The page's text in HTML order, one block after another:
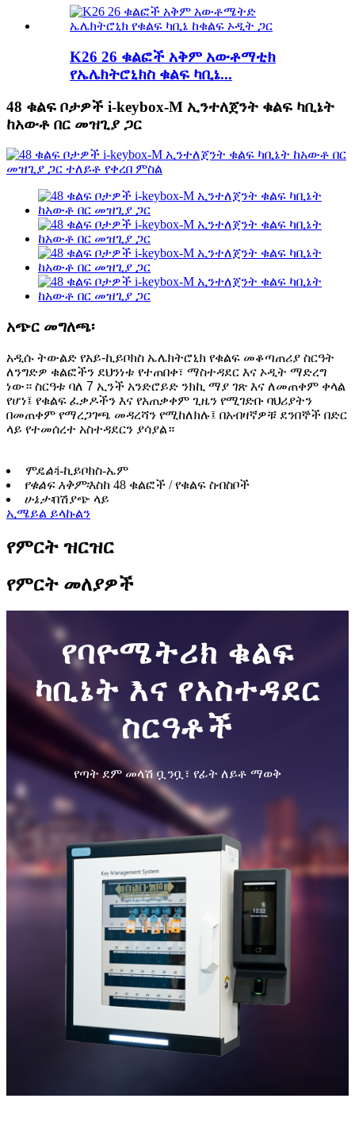
K26 26 ቁልፎች አቅም አውቶማቲክ
የኤሌክትሮኒክስ ቁልፍ ካቢኔ...
48 ቁልፍ ቦታዎች i-keybox-M ኢንተለጀንት ቁልፍ ካቢኔት
ከአውቶ በር መዝጊያ ጋር
አጭር መግለጫ፡
አዲሱ ትውልድ የአይ-ኪይቦክስ ኤሌክትሮኒክ የቁልፍ መቆጣጠሪያ ስርዓት
ለንግድዎ ቁልፎችን ደህንነቱ የተጠበቀ፣ ማስተዳደር እና ኦዲት ማድረግ
ነው። ስርዓቱ ባለ 7 ኢንች አንድሮይድ ንክኪ ማያ ገጽ እና ለመጠቀም ቀላል
የሆነ፤ የቁልፍ ፈቃዶችን እና የአጠቃቀም ጊዜን የሚገድቡ ባህሪያትን
በመጠቀም የማረጋገጫ መዳረሻን የሚከለክሉ፤ በአብዛኛዎቹ ደንበኞች በድር
ላይ የተመሰረተ አስተዳደርን ያሳያል።
ሞዴል፡i-ኪይቦክስ-ኤም
የቁልፍ አቅም፡እስከ 48 ቁልፎች / የቁልፍ ስብስቦች
ሁኔታ፡በሽያጭ ላይ
ኢሜይል ይላኩልን
የምርት ዝርዝር
የምርት መለያዎች
የባዮሜትሪክ ቁልፍ
ካቢኔት እና የአስተዳደር
ስርዓቶች
የጣት ደም መላሽ ቧንቧ፣ የፊት ለይቶ ማወቅ